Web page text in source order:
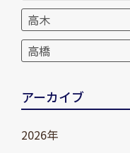
高木
高橋
アーカイブ
2026年